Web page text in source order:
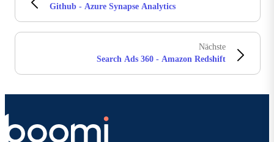
Github - Azure Synapse Analytics
Nächste
Search Ads 360 - Amazon Redshift